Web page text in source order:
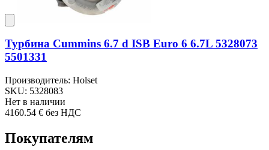
Турбина Cummins 6.7 d ISB Euro 6 6.7L 5328073
5501331
Производитель: Holset
SKU: 5328083
Нет в наличии
4160.54 € без НДС
Покупателям